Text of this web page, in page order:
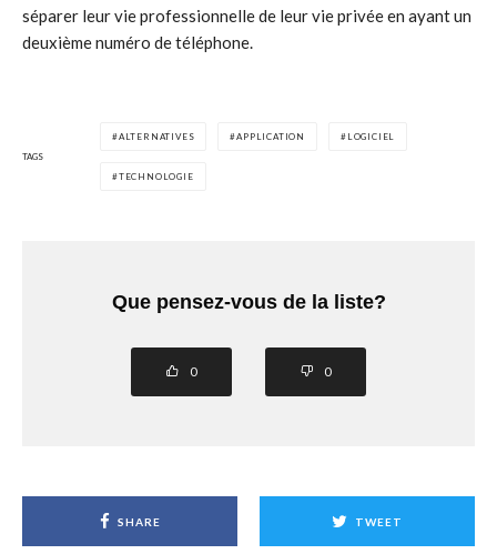
séparer leur vie professionnelle de leur vie privée en ayant un
deuxième numéro de téléphone.
TAGS
ALTERNATIVES APPLICATION LOGICIEL
TECHNOLOGIE
Que pensez-vous de la liste?
0 0
SHARE TWEET